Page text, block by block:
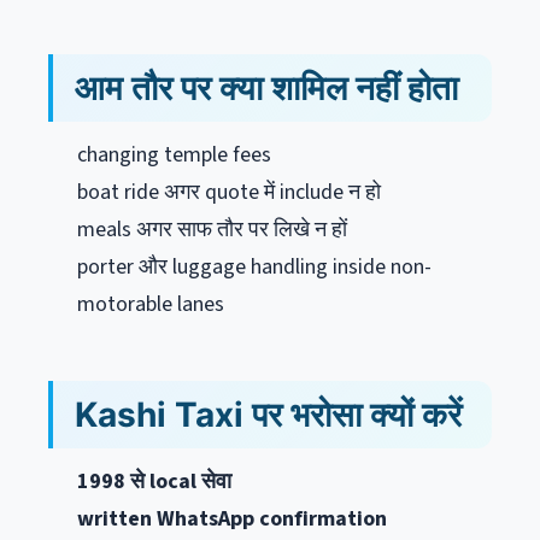
आम तौर पर क्या शामिल नहीं होता
changing temple fees
boat ride अगर quote में include न हो
meals अगर साफ तौर पर लिखे न हों
porter और luggage handling inside non-
motorable lanes
Kashi Taxi पर भरोसा क्यों करें
1998 से local सेवा
written WhatsApp confirmation